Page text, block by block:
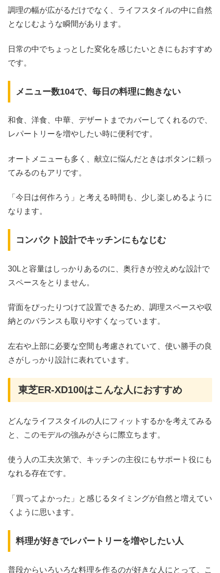
調理の幅が広がるだけでなく、ライフスタイルの中に自然
となじむような瞬間があります。
日常の中でちょっとした変化を感じたいときにもおすすめ
です。
メニュー数104で、毎日の料理に飽きない
和食、洋食、中華、デザートまでカバーしてくれるので、
レパートリーを増やしたい時に便利です。
オートメニューも多く、献立に悩んだときはボタンに頼っ
てみるのもアリです。
「今日は何作ろう」と考える時間も、少し楽しめるように
なります。
コンパクト設計でキッチンにもなじむ
30Lと容量はしっかりあるのに、奥行きが控えめな設計で
スペースをとりません。
背面をぴったりつけて設置できるため、調理スペースや収
納とのバランスも取りやすくなっています。
左右や上部に必要な空間も考慮されていて、使い勝手の良
さがしっかり設計に表れています。
東芝ER-XD100はこんな人におすすめ
どんなライフスタイルの人にフィットするかを考えてみる
と、このモデルの強みがさらに際立ちます。
使う人の工夫次第で、キッチンの主役にもサポート役にも
なれる存在です。
「買ってよかった」と感じるタイミングが自然と増えてい
くように思います。
料理が好きでレパートリーを増やしたい人
普段からいろいろな料理を作るのが好きな人にとって、こ